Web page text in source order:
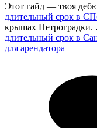
Этот гайд — твоя
длительный срок в
крышах
длительный срок в
для арендатора